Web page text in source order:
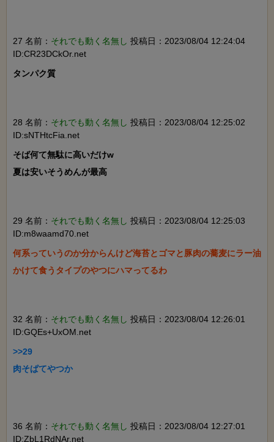
27 名前： それでも動く名無し 投稿日：2023/08/04 12:24:04
ID:CR23DCkOr.net
タンパク質
28 名前： それでも動く名無し 投稿日：2023/08/04 12:25:02
ID:sNTHtcFia.net
そば何て無駄に高いだけw
夏は安いそうめんが最高
29 名前： それでも動く名無し 投稿日：2023/08/04 12:25:03
ID:m8waamd70.net
何系っていうのか分からんけど海苔とゴマと豚肉の蕎麦にラー油
かけて食うタイプのやつにハマってるわ
32 名前： それでも動く名無し 投稿日：2023/08/04 12:26:01
ID:GQEs+UxOM.net
>>29
肉そぱてやつか
36 名前： それでも動く名無し 投稿日：2023/08/04 12:27:01
ID:ZbL1RdNAr.net